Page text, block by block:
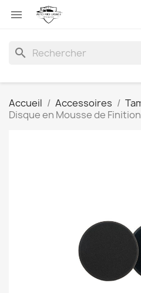

search
Accueil Accessoires
Disque en Mousse de Finition